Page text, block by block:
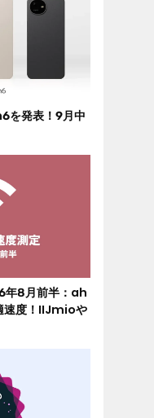
を発表！9月中
年8月前半：ah
速度！IIJmioや